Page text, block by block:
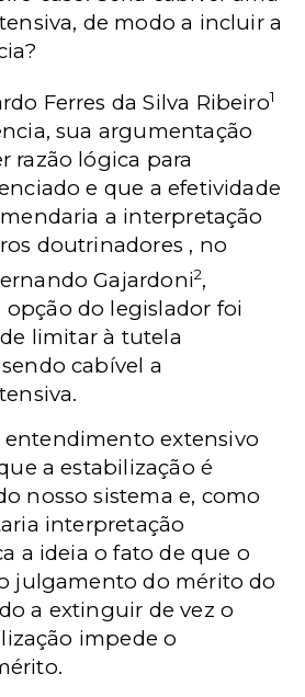
de modo a incluir a
Ferres da Silva Ribeiro1
sua argumentação
razão lógica para
e que a efetividade
a interpretação
doutrinadores , no
Gajardoni2,
do legislador foi
limitar à tutela
cabível a
extensivo
a estabilização é
nosso sistema e, como
interpretação
a ideia o fato de que o
julgamento do mérito do
a extinguir de vez o
impede o